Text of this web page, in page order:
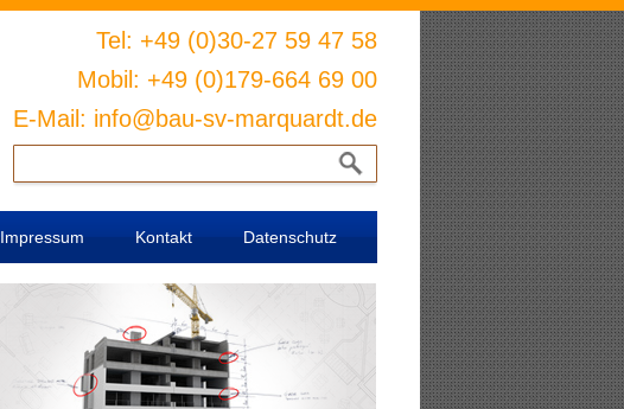
Tel: +49 (0)30-27 59 47 58
Mobil: +49 (0)179-664 69 00
E-Mail: info@bau-sv-marquardt.de
Impressum Kontakt Datenschutz